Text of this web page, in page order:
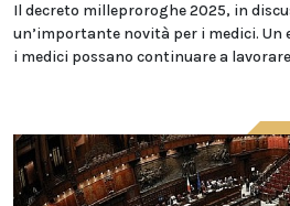
Il decreto milleproroghe 2025, in
un’importante novità per i medici. Un
i medici possano continuare a